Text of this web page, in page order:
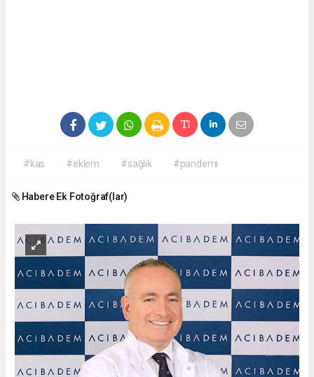
#kas #eklem #sağlık #pandemi
Habere Ek Fotoğraf(lar)